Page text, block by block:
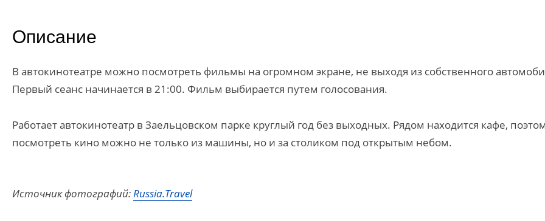
Описание
В автокинотеатре можно посмотреть фильмы на огромном экране, не выходя из собственного
Первый сеанс начинается в 21:00. Фильм выбирается путем голосования.
Работает автокинотеатр в Заельцовском парке круглый год без выходных. Рядом находится кафе,
посмотреть кино можно не только из машины, но и за столиком под открытым небом.
Источник фотографий:Russia.Travel